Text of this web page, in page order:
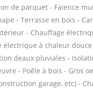
de parquet - Faïence
- Terrasse en bois -
- Chauffage
électrique à chaleur
deaux pluviales -
- Poêle à bois - Gros
garage, etc) -